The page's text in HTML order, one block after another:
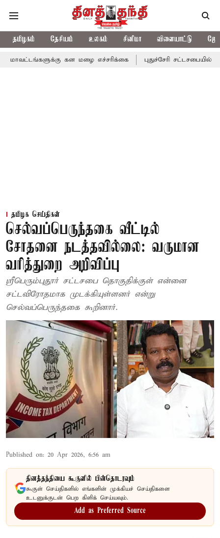
தமிழகம் தேசியம் உலகம் சினிமா விளையாட்டு
கன மழை எச்சரிக்கை புதுச்சேரி சட்டசபையில் வரும் 24ம்
தமிழக செய்திகள்
செல்வப்பெருந்தகை வீட்டில்
சோதனை நடத்தவில்லை: வருமான
வரித்துறை அறிவிப்பு
ஸ்ரீபெரும்புதூர் சட்டசபை தொகுதிக்குள் என்னை
சட்டவிரோதமாக முடக்கியுள்ளனர் என்று
செல்வப்பெருந்தகை கூறினார்.
Published on: 20 Apr 2026, 6:56 am
தினத்தந்தியை கூகுளில் பின்தொடரவும்
கூகுள் செய்திகளில் எங்களின் முக்கியச் செய்திகளை
உடனுக்குடன் பெற கிளிக் செய்யவும்.
Add as Preferred Source